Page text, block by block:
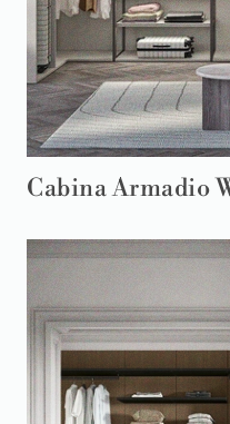
Cabina Armadio